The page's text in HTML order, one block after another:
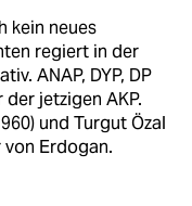
kein neues
regiert in der
ANAP, DYP, DP
jetzigen AKP.
und Turgut Özal
von Erdogan.